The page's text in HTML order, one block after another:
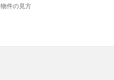
物件の見方